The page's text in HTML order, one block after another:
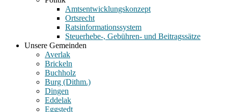
Amtsentwicklungskonzept
Ortsrecht
Ratsinformationssystem
Steuerhebe-, Gebühren- und Beitragssätze
Unsere Gemeinden
Averlak
Brickeln
Buchholz
Burg (Dithm.)
Dingen
Eddelak
Eggstedt